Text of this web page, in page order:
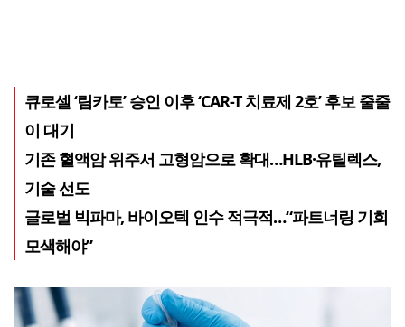
큐로셀 ‘림카토’ 승인 이후 ‘CAR-T 치료제 2호’ 후보 줄줄
이 대기
기존 혈액암 위주서 고형암으로 확대…HLB·유틸렉스,
기술 선도
글로벌 빅파마, 바이오텍 인수 적극적…“파트너링 기회
모색해야”